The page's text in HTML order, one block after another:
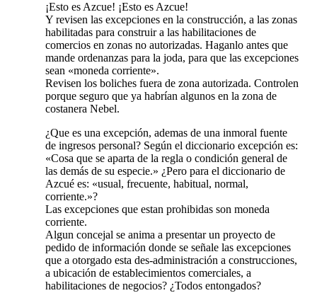
¡Esto es Azcue! ¡Esto es Azcue!
Y revisen las excepciones en la construcción, a las zonas
habilitadas para construir a las habilitaciones de
comercios en zonas no autorizadas. Haganlo antes que
mande ordenanzas para la joda, para que las excepciones
sean «moneda corriente».
Revisen los boliches fuera de zona autorizada. Controlen
porque seguro que ya habrían algunos en la zona de
costanera Nebel.
¿Que es una excepción, ademas de una inmoral fuente
de ingresos personal? Según el diccionario excepción es:
«Cosa que se aparta de la regla o condición general de
las demás de su especie.» ¿Pero para el diccionario de
Azcué es: «usual, frecuente, habitual, normal,
corriente.»?
Las excepciones que estan prohibidas son moneda
corriente.
Algun concejal se anima a presentar un proyecto de
pedido de información donde se señale las excepciones
que a otorgado esta des-administración a construcciones,
a ubicación de establecimientos comerciales, a
habilitaciones de negocios? ¿Todos entongados?